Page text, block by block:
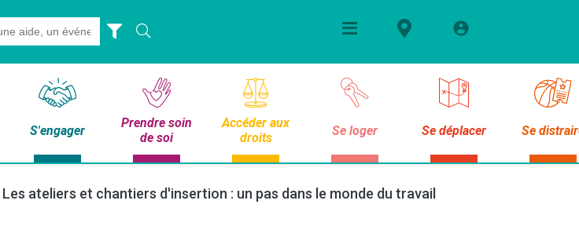
S'engager
Prendre soin
de soi
Accéder aux
droits
Se loger Se déplacer Se
Les ateliers et chantiers d'insertion : un pas dans le monde du travail